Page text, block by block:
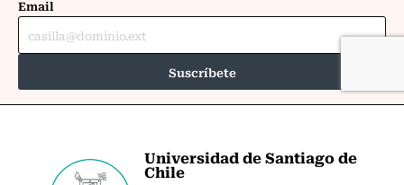
Universidad de Santiago de
Chile